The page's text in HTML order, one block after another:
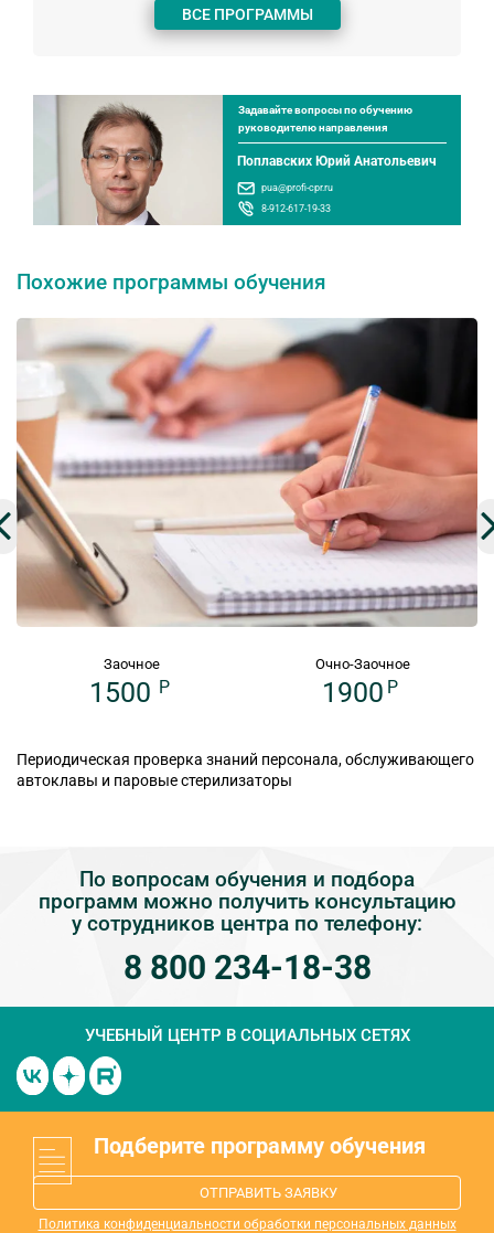
ВСЕ ПРОГРАММЫ
Задавайте вопросы по обучению
руководителю направления
Поплавских Юрий Анатольевич
pua@profi-cpr.ru
8-912-617-19-33
Похожие программы обучения
Заочное
1500 P
Очно-Заочное
1900 P
Периодическая проверка знаний персонала, обслуживающего
автоклавы и паровые стерилизаторы
По вопросам обучения и подбора
программ можно получить консультацию
у сотрудников центра по телефону:
8 800 234-18-38
УЧЕБНЫЙ ЦЕНТР В СОЦИАЛЬНЫХ СЕТЯХ
Подберите программу обучения
ОТПРАВИТЬ ЗАЯВКУ
Политика конфиденциальности обработки персональных данных